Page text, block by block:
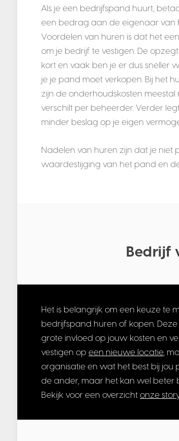
Als je een bedrijfspand huurt,
een bedrag aan de eigenaar van
Voordelen van huren is dat het
om je bedrijf te vestigen. De
kort en vaak ben je er dus sneller
je je pand moet verkopen. Bij het
zijn de onderhoudskosten meestal
verschilt per beheerder. Verder
minder beslag op je eigen
Nadelen van huren zijn dat je niet
waardestijging van het pand en
Bedrijf
Het is belangrijk om een keuze te
bedrijfspand huren of kopen.
grote invloed op jouw kosten en
vestigen op een nieuwe locatie,
organisatie en wat het best bij jou
de ander, maar het kan wel beter
Bekijk voor een overzicht onze